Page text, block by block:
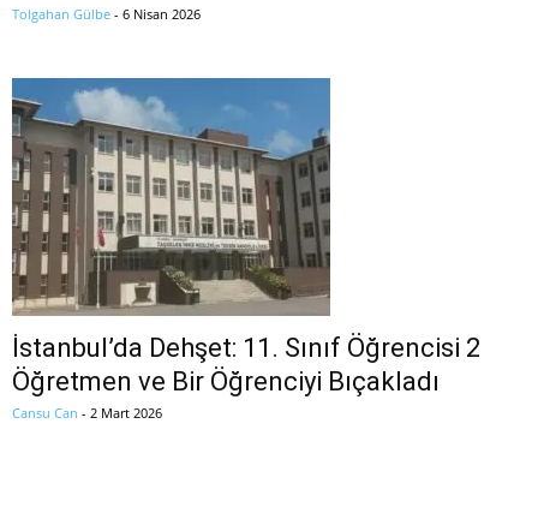
Tolgahan Gülbe - 6 Nisan 2026
İstanbul’da Dehşet: 11. Sınıf Öğrencisi 2
Öğretmen ve Bir Öğrenciyi Bıçakladı
Cansu Can - 2 Mart 2026